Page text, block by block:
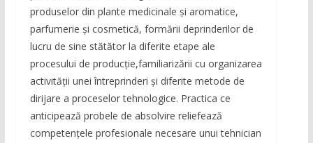
produselor din plante medicinale și aromatice,
parfumerie și cosmetică, formării deprinderilor de
lucru de sine stătător la diferite etape ale
procesului de producție,familiarizării cu organizarea
activității unei întreprinderi și diferite metode de
dirijare a proceselor tehnologice. Practica ce
anticipează probele de absolvire reliefează
competențele profesionale necesare unui tehnician